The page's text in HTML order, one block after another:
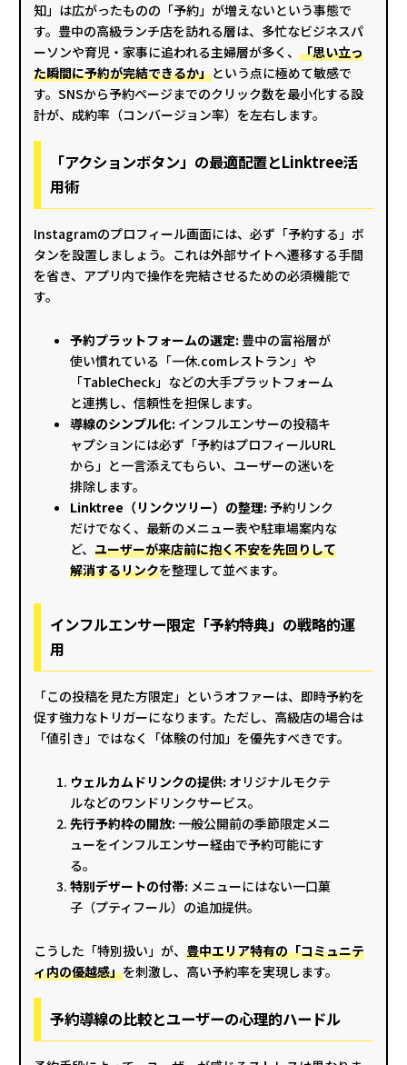
知」は広がったものの「予約」が増えないという事態で
す。豊中の高級ランチ店を訪れる層は、多忙なビジネスパ
ーソンや育児・家事に追われる主婦層が多く、 「思い立っ
た瞬間に予約が完結できるか」という点に極めて敏感で
す。SNSから予約ページまでのクリック数を最小化する設
計が、成約率（コンバージョン率）を左右します。
「アクションボタン」の最適配置とLinktree活
用術
Instagramのプロフィール画面には、必ず「予約する」ボ
タンを設置しましょう。これは外部サイトへ遷移する手間
を省き、アプリ内で操作を完結させるための必須機能で
す。
予約プラットフォームの選定: 豊中の富裕層が
使い慣れている「一休.comレストラン」や
「TableCheck」などの大手プラットフォーム
と連携し、信頼性を担保します。
導線のシンプル化: インフルエンサーの投稿キ
ャプションには必ず「予約はプロフィールURL
から」と一言添えてもらい、ユーザーの迷いを
排除します。
Linktree（リンクツリー）の整理: 予約リンク
だけでなく、最新のメニュー表や駐車場案内な
ど、 ユーザーが来店前に抱く不安を先回りして
解消するリンクを整理して並べます。
インフルエンサー限定「予約特典」の戦略的運
用
「この投稿を見た方限定」というオファーは、即時予約を
促す強力なトリガーになります。ただし、高級店の場合は
「値引き」ではなく「体験の付加」を優先すべきです。
ウェルカムドリンクの提供: オリジナルモクテ
ルなどのワンドリンクサービス。
先行予約枠の開放: 一般公開前の季節限定メニ
ューをインフルエンサー経由で予約可能にす
る。
特別デザートの付帯: メニューにはない一口菓
子（プティフール）の追加提供。
こうした「特別扱い」が、 豊中エリア特有の「コミュニテ
ィ内の優越感」を刺激し、高い予約率を実現します。
予約導線の比較とユーザーの心理的ハードル